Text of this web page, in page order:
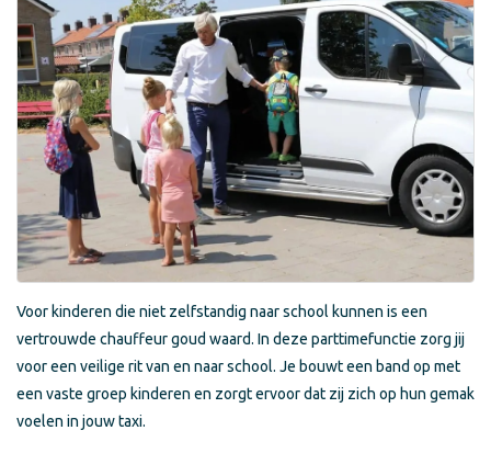
Voor kinderen die niet zelfstandig naar school kunnen is een
vertrouwde chauffeur goud waard. In deze parttimefunctie zorg jij
voor een veilige rit van en naar school. Je bouwt een band op met
een vaste groep kinderen en zorgt ervoor dat zij zich op hun gemak
voelen in jouw taxi.